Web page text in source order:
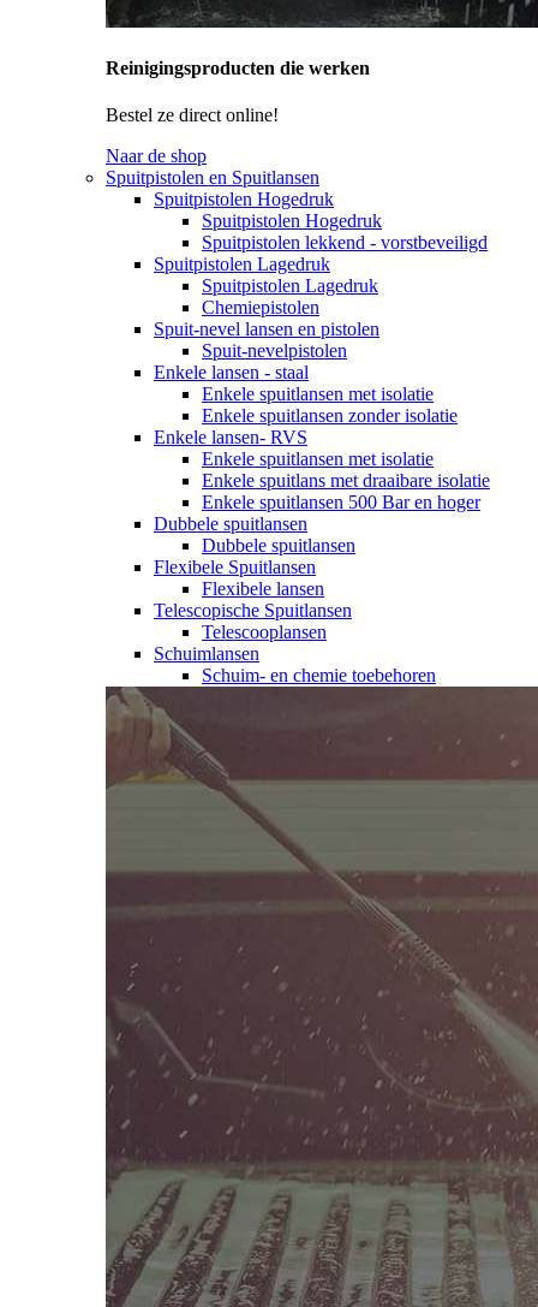
Reinigingsproducten die werken
Bestel ze direct online!
Naar de shop
Spuitpistolen en Spuitlansen
Spuitpistolen Hogedruk
Spuitpistolen Hogedruk
Spuitpistolen lekkend - vorstbeveiligd
Spuitpistolen Lagedruk
Spuitpistolen Lagedruk
Chemiepistolen
Spuit-nevel lansen en pistolen
Spuit-nevelpistolen
Enkele lansen - staal
Enkele spuitlansen met isolatie
Enkele spuitlansen zonder isolatie
Enkele lansen- RVS
Enkele spuitlansen met isolatie
Enkele spuitlans met draaibare isolatie
Enkele spuitlansen 500 Bar en hoger
Dubbele spuitlansen
Dubbele spuitlansen
Flexibele Spuitlansen
Flexibele lansen
Telescopische Spuitlansen
Telescooplansen
Schuimlansen
Schuim- en chemie toebehoren